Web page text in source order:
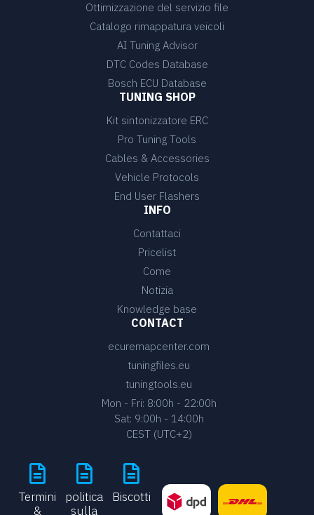
Ottimizzazione del servizio file
Catalogo rimappatura veicoli
AI Tuning Advisor
DTC Codes Database
Bosch ECU Database
TUNING SHOP
Kit sintonizzatore ERC
Pro Tuning Tools
Cables & Accessories
Vehicle Protocols
End User Flashers
INFO
Contattaci
Pricelist
Come
Notizia
Knowledge base
CONTACT
ecuremapcenter.com
tuningfiles.eu
tuningtools.eu
Mon - Fri: 8:00h - 22:00h
Sat: 9:00h - 14:00h
CEST (UTC+2)
Termini
&
politica
sulla
Biscotti